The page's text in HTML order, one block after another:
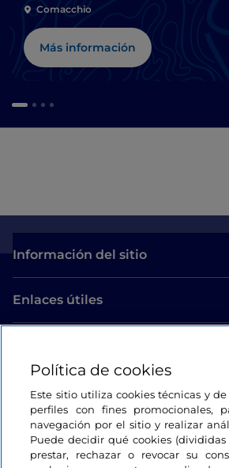
Comacchio
Más información
Información del sitio
Enlaces útiles
Estamos en contacto
Política de cookies
Este sitio utiliza cookies técnicas y
perfiles con fines promocionales,
navegación por el sitio y realizar
Puede decidir qué cookies (divididas
prestar, rechazar o revocar su